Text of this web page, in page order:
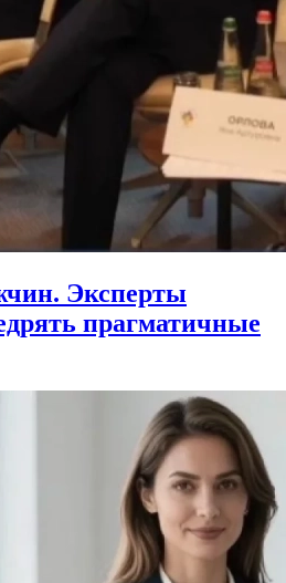
Эксперты
прагматичные